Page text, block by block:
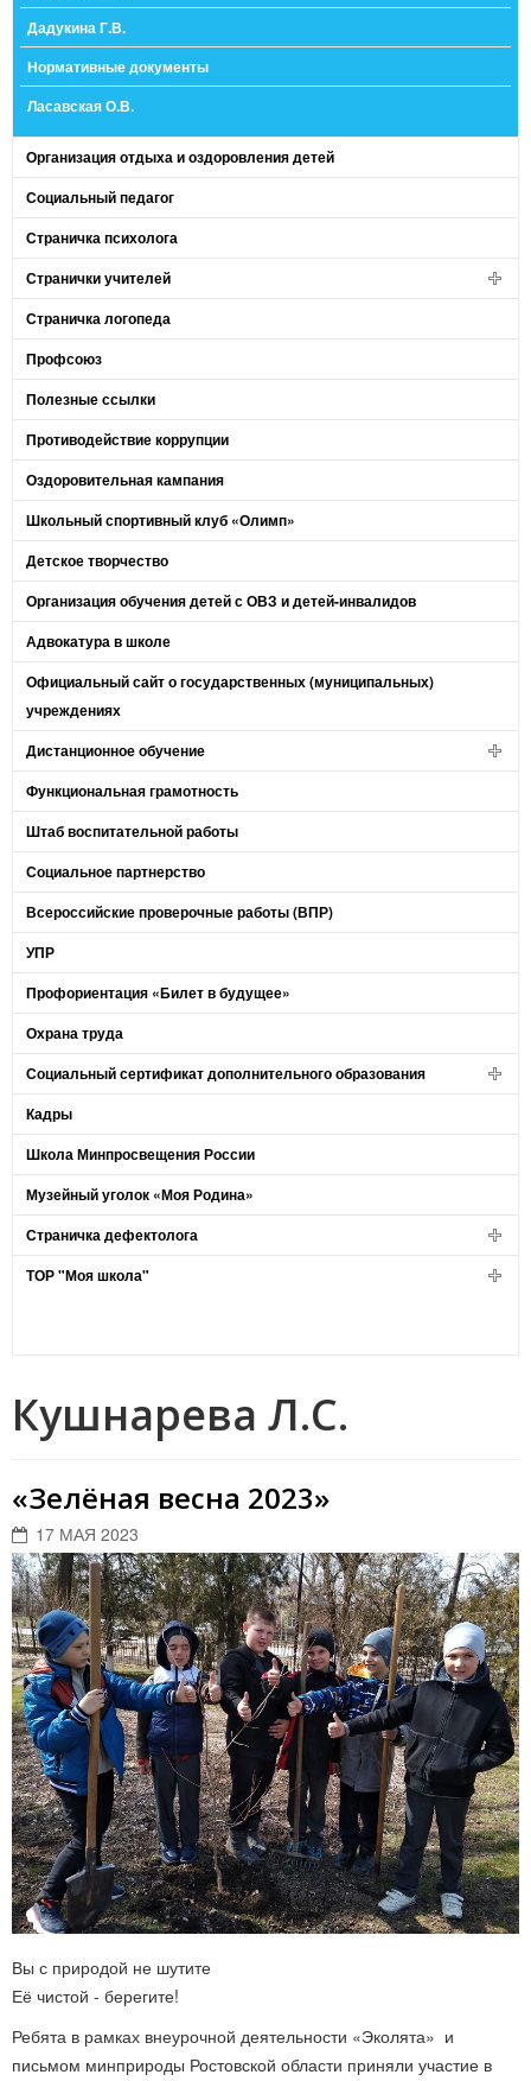
Дадукина Г.В.
Нормативные документы
Ласавская О.В.
Организация отдыха и оздоровления детей
Социальный педагог
Страничка психолога
Странички учителей
Страничка логопеда
Профсоюз
Полезные ссылки
Противодействие коррупции
Оздоровительная кампания
Школьный спортивный клуб «Олимп»
Детское творчество
Организация обучения детей с ОВЗ и детей-инвалидов
Адвокатура в школе
Официальный сайт о государственных (муниципальных)
учреждениях
Дистанционное обучение
Функциональная грамотность
Штаб воспитательной работы
Социальное партнерство
Всероссийские проверочные работы (ВПР)
УПР
Профориентация «Билет в будущее»
Охрана труда
Социальный сертификат дополнительного образования
Кадры
Школа Минпросвещения России
Музейный уголок «Моя Родина»
Страничка дефектолога
ТОР "Моя школа"
Кушнарева Л.С.
«Зелёная весна 2023»
17 МАЯ 2023
Вы с природой не шутите
Её чистой - берегите!
Ребята в рамках внеурочной деятельности «Эколята» и
письмом минприроды Ростовской области приняли участие в